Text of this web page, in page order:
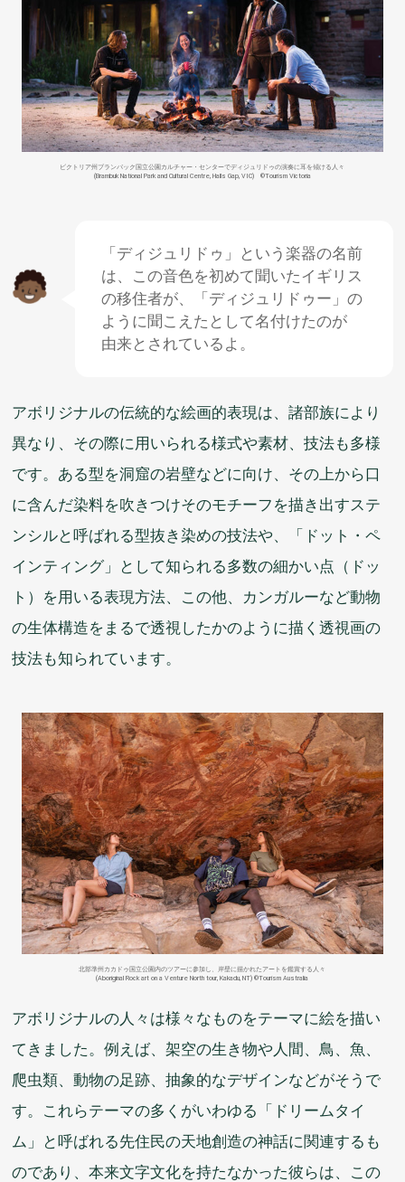
ビクトリア州 ブランバック国立公園カルチャー・センターでディジュリドゥの演奏に耳 を傾ける 人々
(Brambuk National Park and Cultural Centre, Halls Gap, VIC) ©Tourism Victoria
「ディジュリドゥ」という 楽器の名前
は、この音色を初めて 聞いたイギリス
の移住者が、「ディジュリドゥー」の
ように聞 こえたとして名付けたのが
由来とされているよ。
アボリジナルの伝統的な絵画的表現は、諸部族により
異なり、その際に用 いられる様式や素材、技法も多様
です。ある型を洞窟の岩壁などに向け、その上から口
に含んだ染料を吹きつけそのモチーフを描き 出すステ
ンシルと呼ばれる型抜き染めの技法や、「ドット・ペ
インティング」として知 られる多数の細かい点 （ドッ
ト）を用 いる表現方法、この他、カンガルーなど動物
の生体構造をまるで透視したかのように描 く透視画の
技法も知 られています。
北部準州 カカドゥ国立公園内のツアーに参加し、 岸壁に描かれたアートを鑑賞する 人々
(Aboriginal Rock art on a Venture North tour, Kakadu, NT) ©Tourism Australia
アボリジナルの 人々 は様々 なものをテーマに絵を描い
てきました。例 えば、架空の生 き物や 人間、 鳥 、魚 、
爬虫類、動物の足跡、抽象的なデザインなどがそうで
す。これらテーマの多 くがいわゆる「ドリームタイ
ム」と呼ばれる先住民の天地創造の神話に関連するも
のであり、本来文字文化を持たなかった彼 らは、この